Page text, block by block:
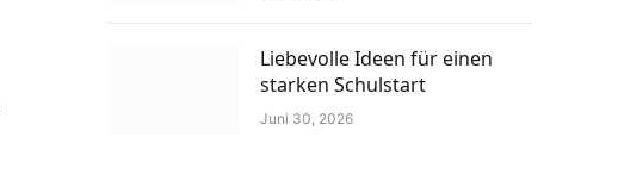
Liebevolle Ideen für einen
starken Schulstart
Juni 30, 2026